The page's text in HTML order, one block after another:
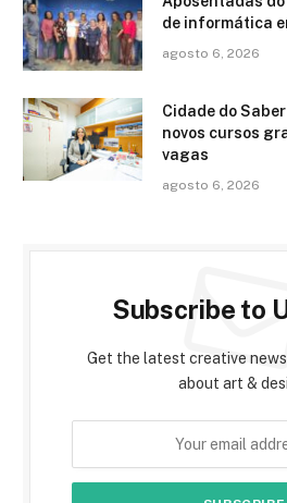
de informática
agosto 6, 2026
Cidade do
novos cursos
vagas
agosto 6, 2026
Subscribe to
Get the latest creative
about art &